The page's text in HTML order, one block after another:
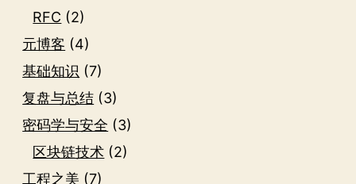
RFC (2)
元博客 (4)
基础知识 (7)
复盘与总结 (3)
密码学与安全 (3)
区块链技术 (2)
工程之美 (7)